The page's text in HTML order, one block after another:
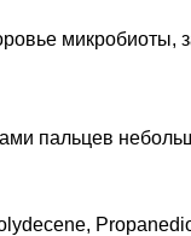
микробиоты,
пальцев